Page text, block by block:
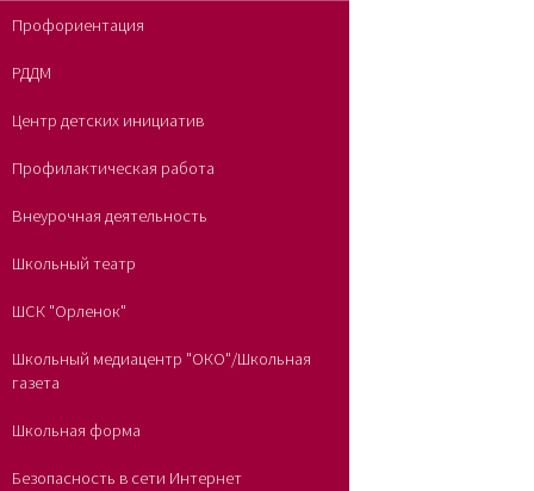
Профориентация
РДДМ
Центр детских инициатив
Профилактическая работа
Внеурочная деятельность
Школьный театр
ШСК "Орленок"
Школьный медиацентр "ОКО"/Школьная
газета
Школьная форма
Безопасность в сети Интернет